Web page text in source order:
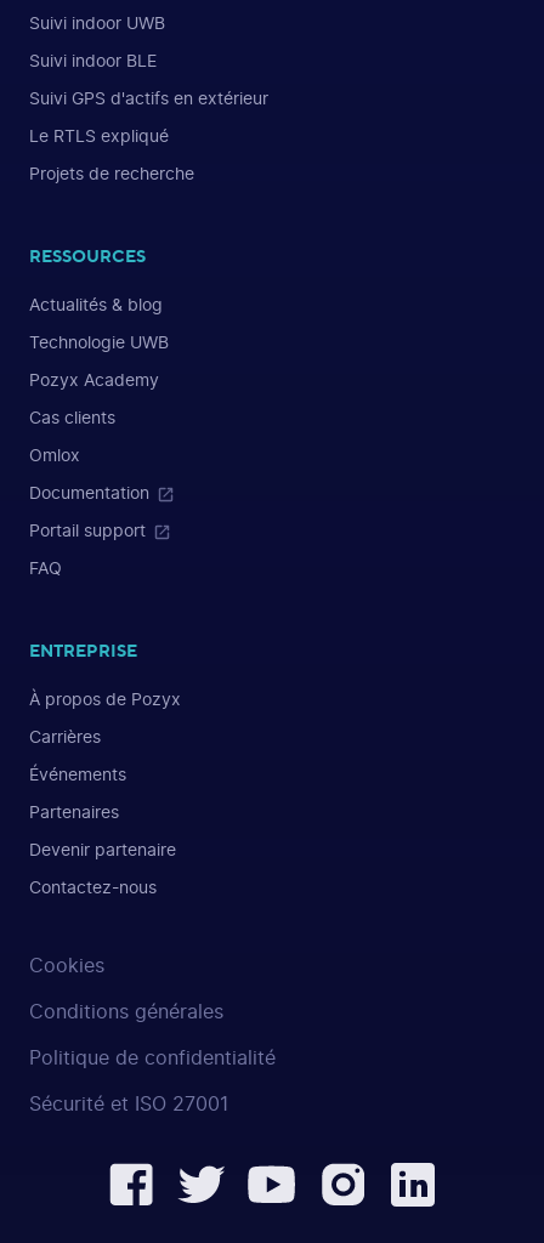
Suivi indoor UWB
Suivi indoor BLE
Suivi GPS d'actifs en extérieur
Le RTLS expliqué
Projets de recherche
RESSOURCES
Actualités & blog
Technologie UWB
Pozyx Academy
Cas clients
Omlox
Documentation
Portail support
FAQ
ENTREPRISE
À propos de Pozyx
Carrières
Événements
Partenaires
Devenir partenaire
Contactez-nous
Cookies
Conditions générales
Politique de confidentialité
Sécurité et ISO 27001